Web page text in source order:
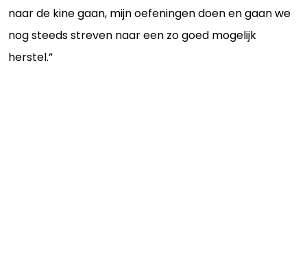
naar de kine gaan, mijn oefeningen doen en gaan we
nog steeds streven naar een zo goed mogelijk
herstel.”